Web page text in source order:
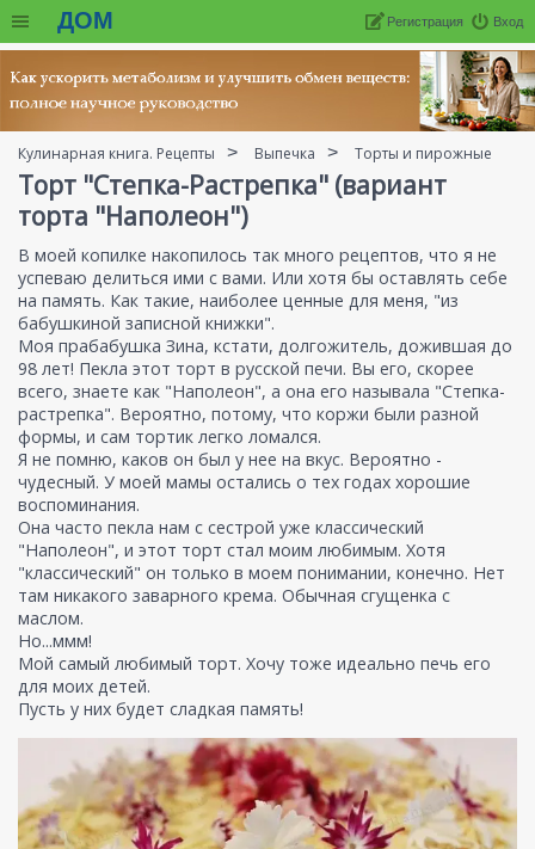
ДОМ Вход
Регистрация
Кулинарная книга. Рецепты Выпечка Торты и пирожные
Торт "Степка-Растрепка" (вариант
торта "Наполеон")
В моей копилке накопилось так много рецептов, что я не
успеваю делиться ими с вами. Или хотя бы оставлять себе
на память. Как такие, наиболее ценные для меня, "из
бабушкиной записной книжки".
Моя прабабушка Зина, кстати, долгожитель, дожившая до
98 лет! Пекла этот торт в русской печи. Вы его, скорее
всего, знаете как "Наполеон", а она его называла "Степка-
растрепка". Вероятно, потому, что коржи были разной
формы, и сам тортик легко ломался.
Я не помню, каков он был у нее на вкус. Вероятно -
чудесный. У моей мамы остались о тех годах хорошие
воспоминания.
Она часто пекла нам с сестрой уже классический
"Наполеон", и этот торт стал моим любимым. Хотя
"классический" он только в моем понимании, конечно. Нет
там никакого заварного крема. Обычная сгущенка с
маслом.
Но...ммм!
Мой самый любимый торт. Хочу тоже идеально печь его
для моих детей.
Пусть у них будет сладкая память!